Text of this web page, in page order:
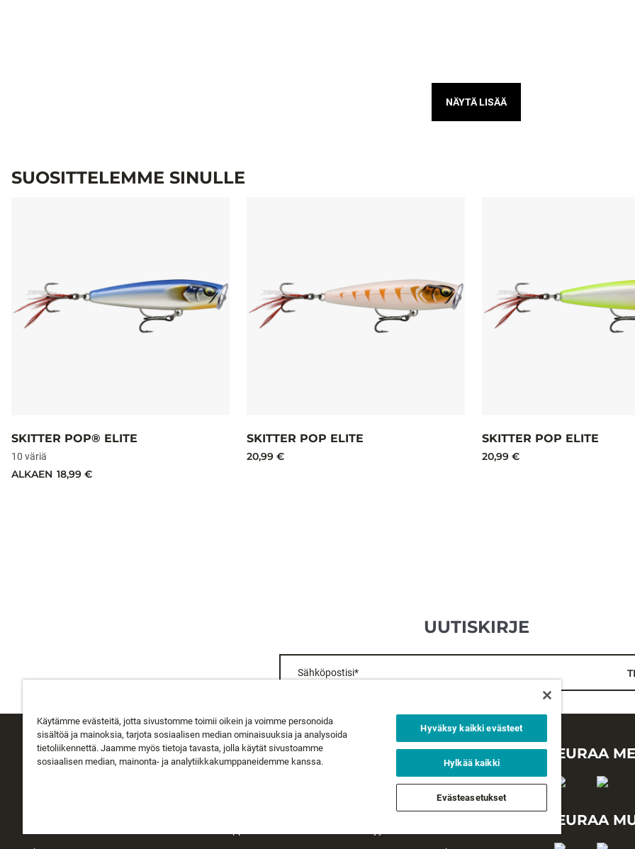
NÄYTÄ LISÄÄ
SUOSITTELEMME SINULLE
SKITTER POP® ELITE
10 väriä
ALKAEN 18,99 €
SKITTER POP ELITE
20,99 €
SKITTER POP ELITE
20,99 €
UUTISKIRJE
Sähköpostisi*
ASIAKASPALVELU TIETOA MEISTÄ LAKIASIAT
Tietosuojaseloste
SEURAA
SEURAA
Käytämme evästeitä, jotta sivustomme toimii oikein ja voimme personoida
sisältöä ja mainoksia, tarjota sosiaalisen median ominaisuuksia ja analysoida
tietoliikennettä. Jaamme myös tietoja tavasta, jolla käytät sivustoamme
sosiaalisen median, mainonta- ja analytiikkakumppaneidemme kanssa.
Hyväksy kaikki evästeet
Hylkää kaikki
Evästeasetukset